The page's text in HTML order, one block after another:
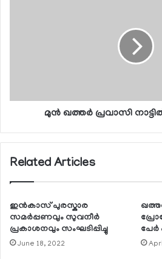
മുന്‍ ഖത്തര്‍ പ്രവാസി
Related Articles
ഇൻകാസ് പുരസ്കാര
സമർപ്പണവും സുവനീർ
പ്രകാശനവും സംഘടിപ്പിച്ചു
June 18, 2022
പേര്‍